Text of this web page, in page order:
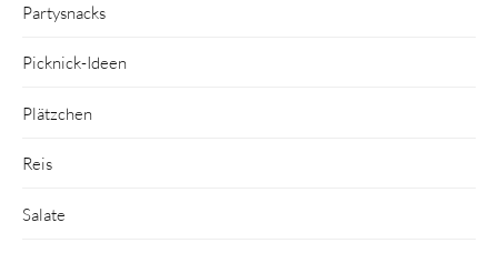
Partysnacks
Picknick-Ideen
Plätzchen
Reis
Salate